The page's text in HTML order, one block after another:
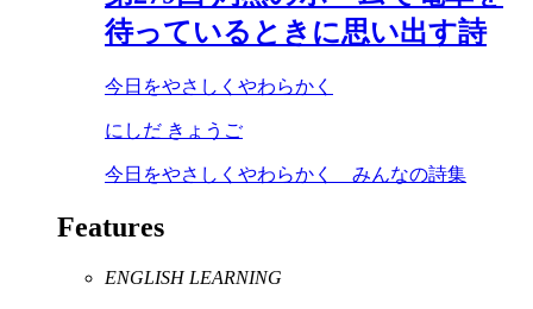
待っているときに思い出す詩
今日をやさしくやわらかく
にしだ きょうご
今日をやさしくやわらかく みんなの詩集
Features
ENGLISH LEARNING